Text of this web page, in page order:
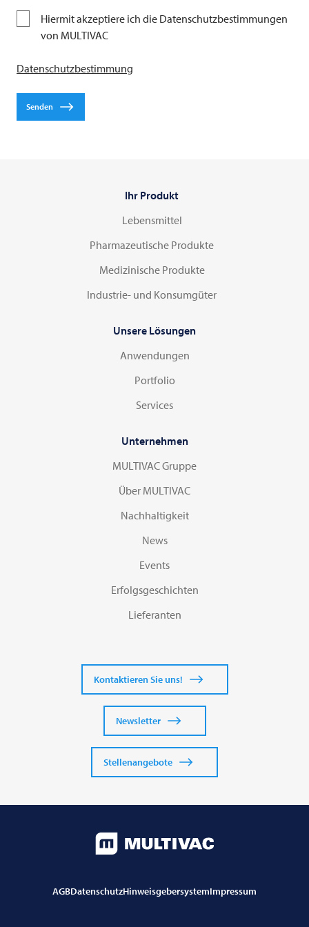
Azerbaijan | Azərbaycan
Belarus | Беларусь
Bosnia and Herzegovina
Czech Republic | Česká republika
Djibouti | Jabuuti
Dominican Republic | República Dominicana
Ethiopia | ኢትዮጵያ
Finland | Suomi
Pharma
Industrial
Hiermit akzeptiere ich die Datenschutzbestimmungen
von MULTIVAC
Datenschutzbestimmung
Senden
Ihr Produkt
Lebensmittel
Pharmazeutische Produkte
Medizinische Produkte
Industrie- und Konsumgüter
Unsere Lösungen
Anwendungen
Portfolio
Services
Unternehmen
MULTIVAC Gruppe
Über MULTIVAC
Nachhaltigkeit
News
Events
Erfolgsgeschichten
Lieferanten
Kontaktieren Sie uns!
Newsletter
Stellenangebote
AGBDatenschutzHinweisgebersystemImpressum